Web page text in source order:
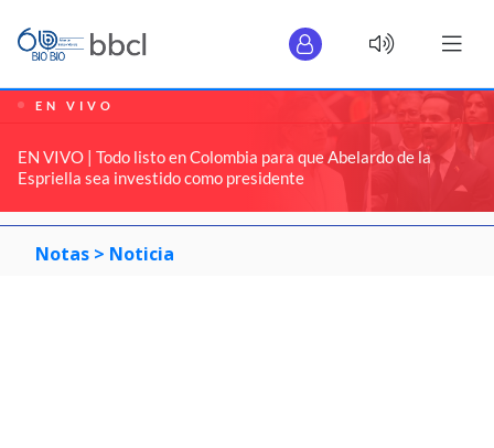
EN VIVO
EN VIVO | Todo listo en Colombia para que Abelardo de la
Espriella sea investido como presidente
Notas > Noticia